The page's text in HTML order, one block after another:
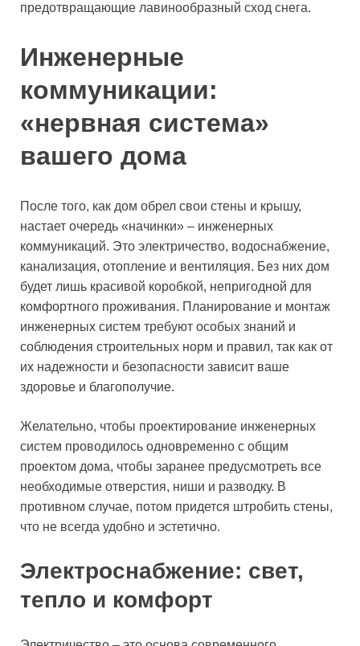
предотвращающие лавинообразный сход снега.
Инженерные
коммуникации:
«нервная система»
вашего дома
После того, как дом обрел свои стены и крышу,
настает очередь «начинки» – инженерных
коммуникаций. Это электричество, водоснабжение,
канализация, отопление и вентиляция. Без них дом
будет лишь красивой коробкой, непригодной для
комфортного проживания. Планирование и монтаж
инженерных систем требуют особых знаний и
соблюдения строительных норм и правил, так как от
их надежности и безопасности зависит ваше
здоровье и благополучие.
Желательно, чтобы проектирование инженерных
систем проводилось одновременно с общим
проектом дома, чтобы заранее предусмотреть все
необходимые отверстия, ниши и разводку. В
противном случае, потом придется штробить стены,
что не всегда удобно и эстетично.
Электроснабжение: свет,
тепло и комфорт